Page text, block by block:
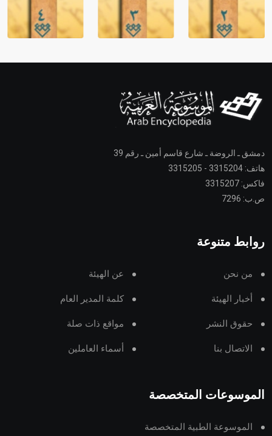
دمشق ـ الروضة ـ شارع قاسم أمين ـ رقم 39
هاتف: 3315204 - 3315205
فاكس: 3315207
ص.ب: 7296
روابط متنوعة
من نحن عن الهيئة
أخبار الهيئة كلمة المدير العام
حقوق النشر مواقع ذات صلة
الاتصال بنا أسماء العاملين
الموسوعات المتخصصة
الموسوعة الطبية المتخصصة